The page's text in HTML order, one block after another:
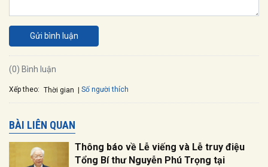
Gửi bình luận
(0) Bình luận
Xếp theo: Thời gian Số người thích
BÀI LIÊN QUAN
Thông báo về Lễ viếng và Lễ truy điệu
Tổng Bí thư Nguyễn Phú Trọng tại